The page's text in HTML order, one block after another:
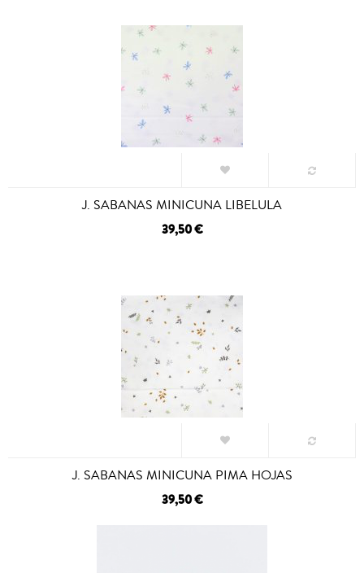
J. SABANAS MINICUNA LIBELULA
39,50 €
J. SABANAS MINICUNA PIMA HOJAS
39,50 €